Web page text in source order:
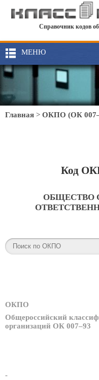
Справочник кодов
МЕНЮ
Главная > ОКПО (ОК
Код
ОБЩЕСТВО
ОКПО
Общероссийский
организаций ОК 007–93
-